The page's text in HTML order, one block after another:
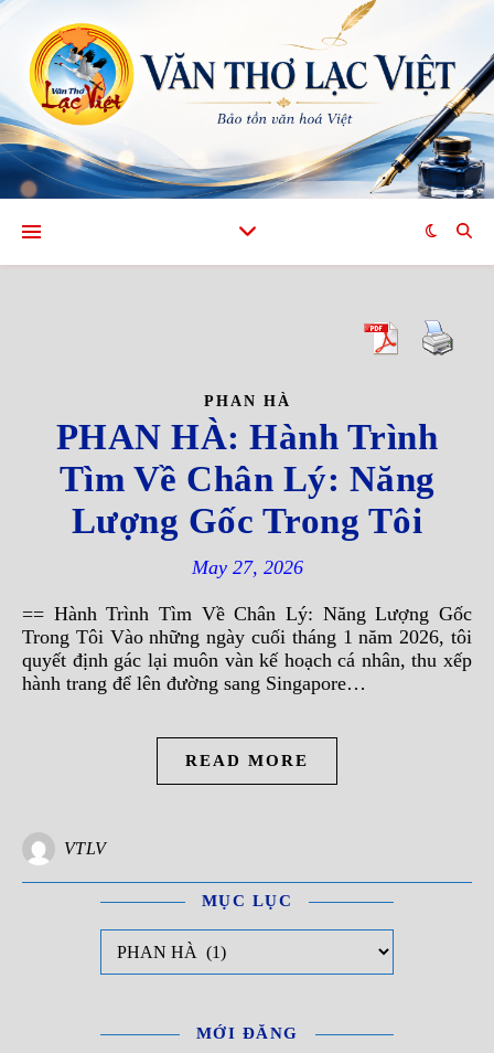
PHAN HÀ
PHAN HÀ: Hành Trình
Tìm Về Chân Lý: Năng
Lượng Gốc Trong Tôi
May 27, 2026
== Hành Trình Tìm Về Chân Lý: Năng Lượng Gốc
Trong Tôi Vào những ngày cuối tháng 1 năm 2026, tôi
quyết định gác lại muôn vàn kế hoạch cá nhân, thu xếp
hành trang để lên đường sang Singapore…
READ MORE
VTLV
MỤC LỤC
MỚI ĐĂNG